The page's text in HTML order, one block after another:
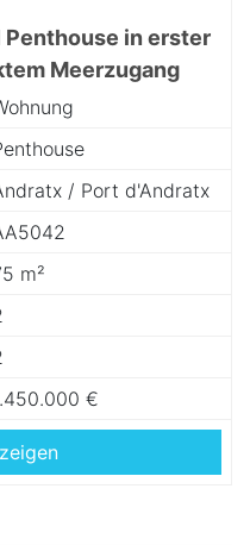
in erster
Meerzugang
/ Port d'Andratx
m²
€